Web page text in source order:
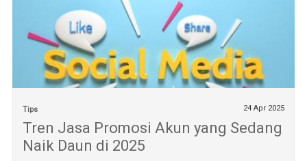
Tips 24 Apr 2025
Tren Jasa Promosi Akun yang Sedang
Naik Daun di 2025